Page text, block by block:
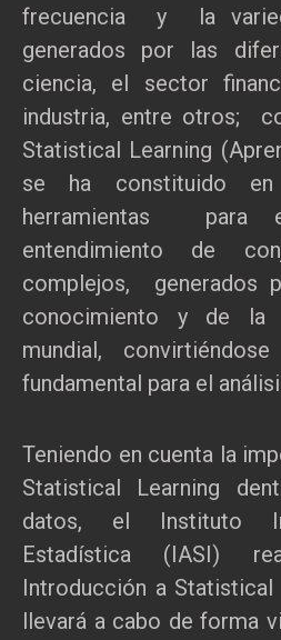
frecuencia y la
generados por las
ciencia, el sector
industria, entre otros;
Statistical Learning
se ha constituido
herramientas
entendimiento de
complejos, generados
conocimiento y de la
mundial,
fundamental para el
Teniendo en cuenta la
Statistical Learning
datos, el Instituto
Estadística (IASI)
Introducción a
llevará a cabo de forma